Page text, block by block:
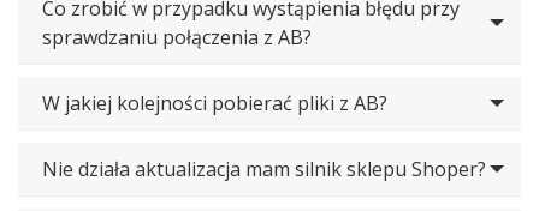
Co zrobić w przypadku wystąpienia błędu przy
sprawdzaniu połączenia z AB?
W jakiej kolejności pobierać pliki z AB?
Nie działa aktualizacja mam silnik sklepu Shoper?